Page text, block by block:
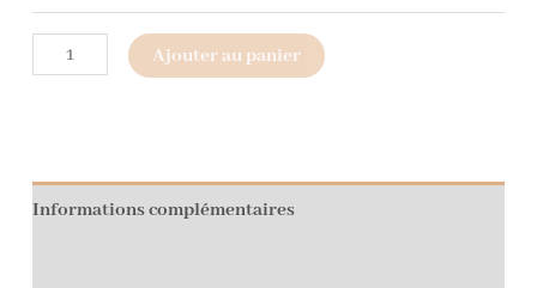
Ajouter au panier
Informations complémentaires